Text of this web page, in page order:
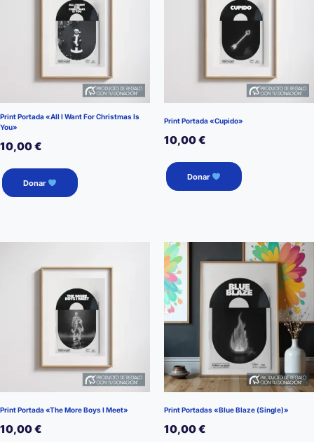
Print Portada «All I Want For Christmas Is
You»
10,00€
Donar
Print Portada «Cupido»
10,00€
Donar
Print Portada «The More Boys I Meet»
10,00€
Print Portadas «Blue Blaze (Single)»
10,00€